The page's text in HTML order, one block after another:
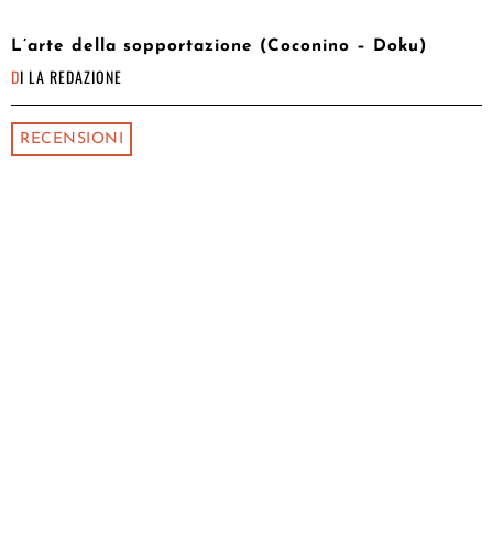
L’arte della sopportazione (Coconino – Doku)
DI LA REDAZIONE
RECENSIONI